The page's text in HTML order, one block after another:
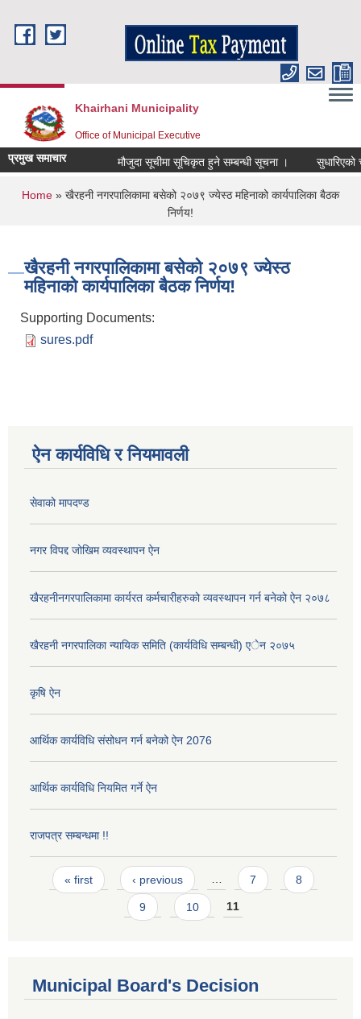
Khairhani Municipality
Office of Municipal Executive
प्रमुख समाचार मौजुदा सूचीमा सूचिकृत हुने सम्बन्धी सूचना । सुधारिएको
You are here
Home » खैरहनी नगरपालिकामा बसेको २०७९ ज्येस्ठ महिनाको कार्यपालिका बैठक
निर्णय!
खैरहनी नगरपालिकामा बसेको २०७९ ज्येस्ठ
महिनाको कार्यपालिका बैठक निर्णय!
Supporting Documents:
sures.pdf
ऐन कार्यविधि र नियमावली
सेवाको मापदण्ड
नगर विपद्द जोखिम व्यवस्थापन ऐन
खैरहनीनगरपालिकामा कार्यरत कर्मचारीहरुको व्यवस्थापन गर्न बनेको ऐन २०७८
खैरहनी नगरपालिका न्यायिक समिति (कार्यविधि सम्बन्धी) एेन २०७५
कृषि ऐन
आर्थिक कार्यविधि संसोधन गर्न बनेको ऐन 2076
आर्थिक कार्यविधि नियमित गर्ने ऐन
राजपत्र सम्बन्धमा !!
Pages
« first ‹ previous … 7 8
9 10 11
Municipal Board's Decision